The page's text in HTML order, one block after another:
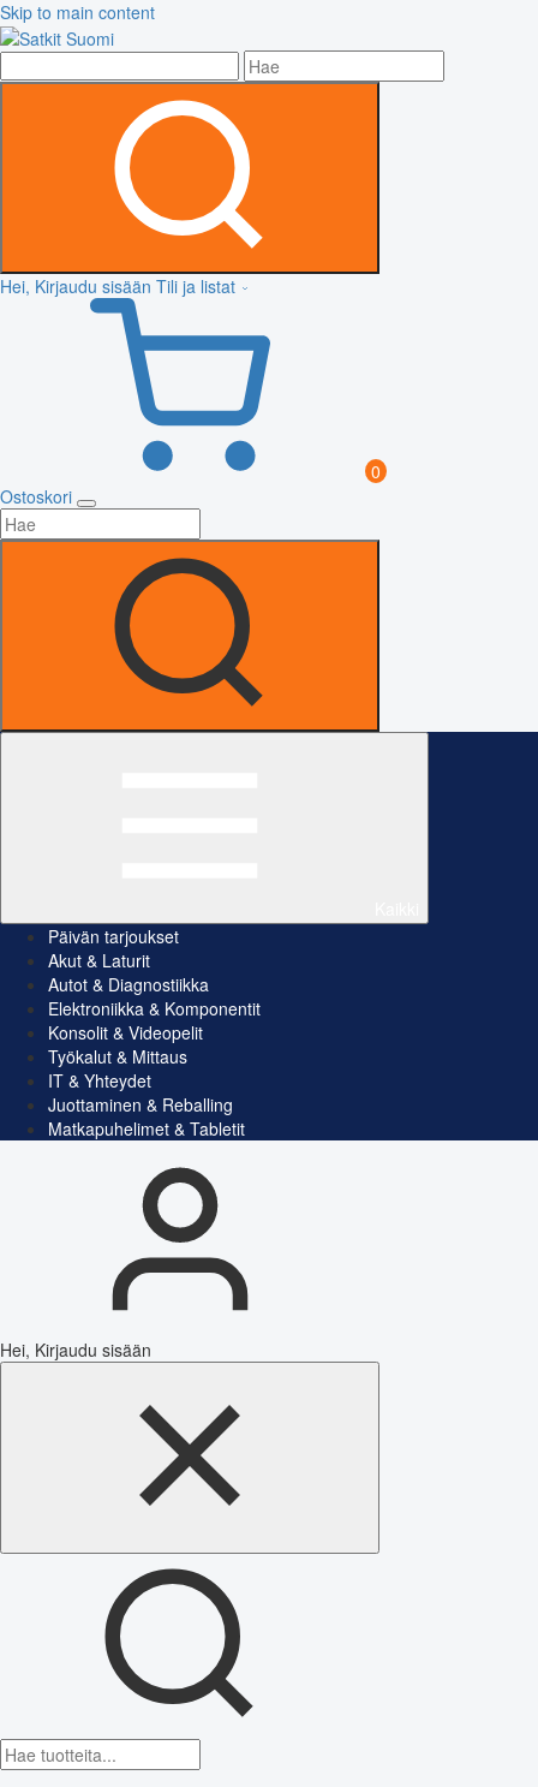
Skip to main content
Hei, Kirjaudu sisään Tili ja listat
0
Ostoskori
Päivän tarjoukset
Akut & Laturit
Autot & Diagnostiikka
Elektroniikka & Komponentit
Konsolit & Videopelit
Työkalut & Mittaus
IT & Yhteydet
Juottaminen & Reballing
Matkapuhelimet & Tabletit
Hei, Kirjaudu sisään